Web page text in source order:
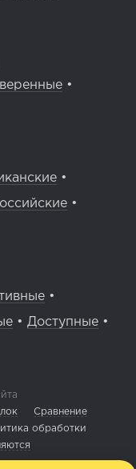
•
•
•
•
• Доступные •
Сравнение
обработки